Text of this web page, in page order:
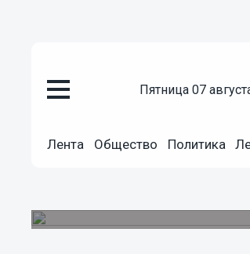
пятница 07
Лента Общество Политика
В Нижегородской